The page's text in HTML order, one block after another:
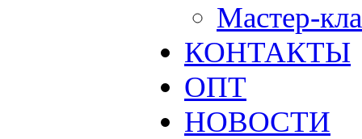
Мастер-
КОНТАКТЫ
ОПТ
НОВОСТИ